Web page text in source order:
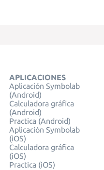
APLICACIONES
Aplicación Symbolab
(Android)
Calculadora gráfica
(Android)
Practica (Android)
Aplicación Symbolab
(iOS)
Calculadora gráfica
(iOS)
Practica (iOS)